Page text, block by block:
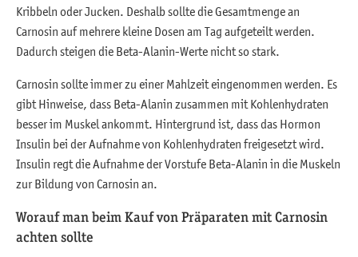
Kribbeln oder Jucken. Deshalb sollte die Gesamtmenge an
Carnosin auf mehrere kleine Dosen am Tag aufgeteilt werden.
Dadurch steigen die Beta-Alanin-Werte nicht so stark.
Carnosin sollte immer zu einer Mahlzeit eingenommen werden. Es
gibt Hinweise, dass Beta-Alanin zusammen mit Kohlenhydraten
besser im Muskel ankommt. Hintergrund ist, dass das Hormon
Insulin bei der Aufnahme von Kohlenhydraten freigesetzt wird.
Insulin regt die Aufnahme der Vorstufe Beta-Alanin in die Muskeln
zur Bildung von Carnosin an.
Worauf man beim Kauf von Präparaten mit Carnosin
achten sollte